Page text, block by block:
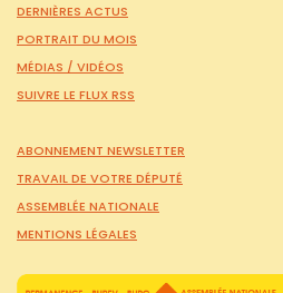
DERNIÈRES ACTUS
PORTRAIT DU MOIS
MÉDIAS / VIDÉOS
SUIVRE LE FLUX RSS
ABONNEMENT NEWSLETTER
TRAVAIL DE VOTRE DÉPUTÉ
ASSEMBLÉE NATIONALE
MENTIONS LÉGALES